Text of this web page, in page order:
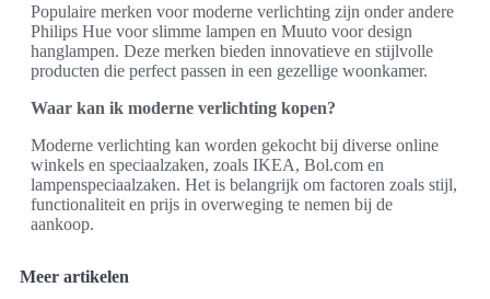
Populaire merken voor moderne verlichting zijn onder andere
Philips Hue voor slimme lampen en Muuto voor design
hanglampen. Deze merken bieden innovatieve en stijlvolle
producten die perfect passen in een gezellige woonkamer.
Waar kan ik moderne verlichting kopen?
Moderne verlichting kan worden gekocht bij diverse online
winkels en speciaalzaken, zoals IKEA, Bol.com en
lampenspeciaalzaken. Het is belangrijk om factoren zoals stijl,
functionaliteit en prijs in overweging te nemen bij de
aankoop.
Meer artikelen